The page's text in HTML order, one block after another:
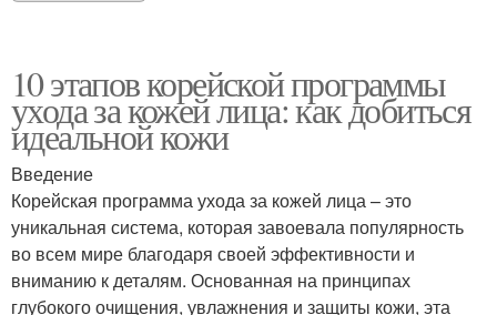
10 этапов корейской программы
ухода за кожей лица: как добиться
идеальной кожи
Введение
Корейская программа ухода за кожей лица – это
уникальная система, которая завоевала популярность
во всем мире благодаря своей эффективности и
вниманию к деталям. Основанная на принципах
глубокого очищения, увлажнения и защиты кожи, эта